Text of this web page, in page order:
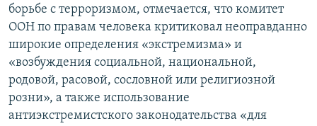
борьбе с терроризмом, отмечается, что комитет
ООН по правам человека критиковал неоправданно
широкие определения «экстремизма» и
«возбуждения социальной, национальной,
родовой, расовой, сословной или религиозной
розни», а также использование
антиэкстремистского законодательства «для